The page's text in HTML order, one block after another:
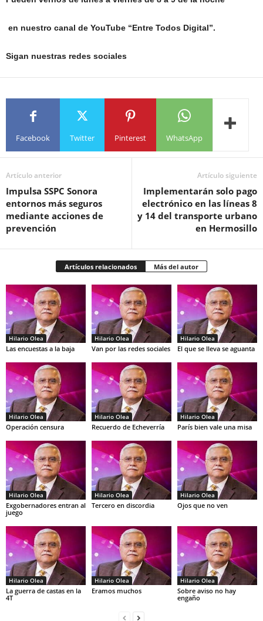
en nuestro canal de YouTube “Entre Todos Digital”.
Sigan nuestras redes sociales
Facebook Twitter Pinterest WhatsApp
Artículo anterior
Impulsa SSPC Sonora
entornos más seguros
mediante acciones de
prevención
Artículo siguiente
Implementarán solo pago
electrónico en las líneas 8
y 14 del transporte urbano
en Hermosillo
Artículos relacionados Más del autor
Hilario Olea
Las encuestas a la baja
Hilario Olea
Van por las redes sociales
Hilario Olea
El que se lleva se aguanta
Hilario Olea
Operación censura
Hilario Olea
Recuerdo de Echeverría
Hilario Olea
París bien vale una misa
Hilario Olea
Exgobernadores entran al
juego
Hilario Olea
Tercero en discordia
Hilario Olea
Ojos que no ven
Hilario Olea
La guerra de castas en la
4T
Hilario Olea
Eramos muchos
Hilario Olea
Sobre aviso no hay
engaño